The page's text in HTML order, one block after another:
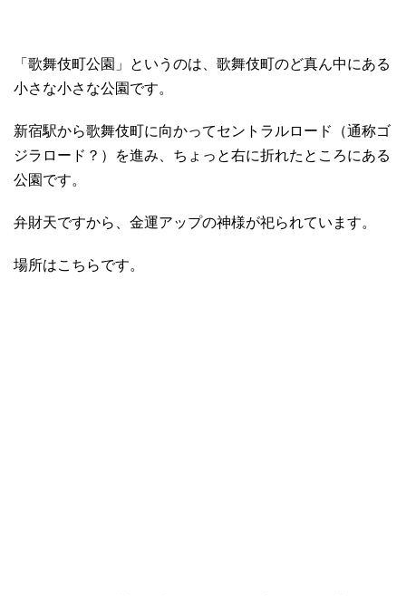
「歌舞伎町公園」というのは、歌舞伎町のど真ん中にある
小さな小さな公園です。
新宿駅から歌舞伎町に向かってセントラルロード（通称ゴ
ジラロード？）を進み、ちょっと右に折れたところにある
公園です。
弁財天ですから、金運アップの神様が祀られています。
場所はこちらです。